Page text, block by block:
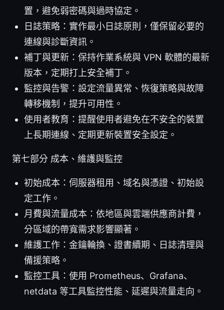
置，避免弱密碼與過時協定。
日誌策略：實作最小日誌原則，僅保留必要的
連線與診斷資訊。
補丁與更新：保持作業系統與 VPN 軟體的最新
版本，定期打上安全補丁。
監控與告警：設定流量異常、恢復策略與故障
轉移機制，提升可用性。
使用者教育：提醒使用者避免在不安全的裝置
上長期連線、定期更新裝置安全設定。
第七部分 成本、維護與監控
初始成本：伺服器租用、域名與憑證、初始設
定工作。
月費與流量成本：依地區與雲端供應商計費，
分區域的帶寬需求影響顯著。
維護工作：金鑰輪換、證書續期、日誌清理與
備援策略。
監控工具：使用 Prometheus、Grafana、
netdata 等工具監控性能、延遲與流量走向。